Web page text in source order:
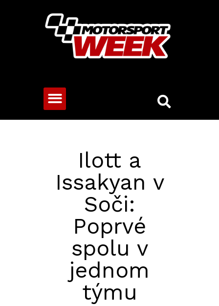
Ilott a
Issakyan v
Soči:
Poprvé
spolu v
jednom
týmu